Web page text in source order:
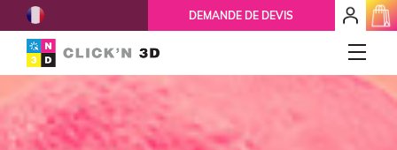
DEMANDE DE DEVIS
mon
espace
client
IMPRESSIONS 3D
French